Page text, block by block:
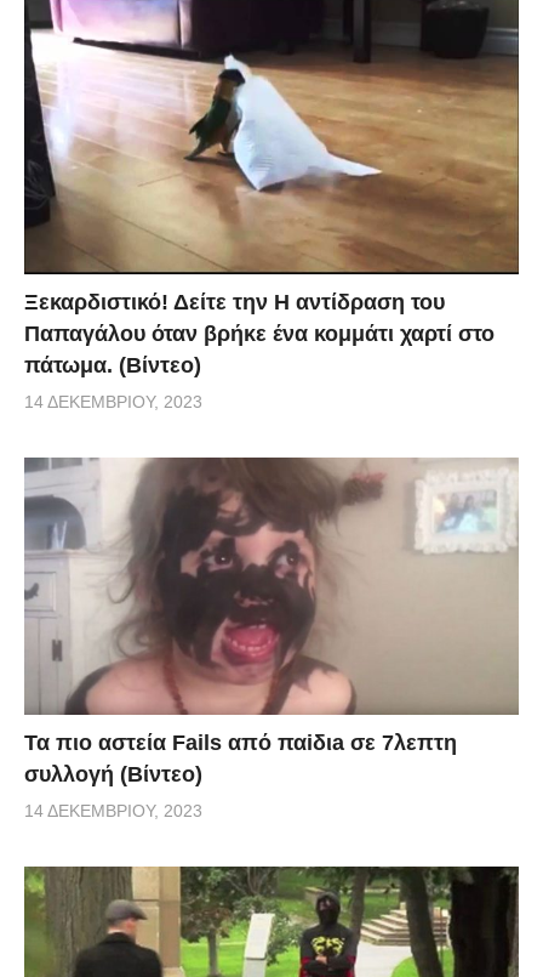
Ξεκαρδιστικό! Δείτε την Η αντίδραση του
Παπαγάλου όταν βρήκε ένα κομμάτι χαρτί στο
πάτωμα. (Βίντεο)
14 ΔΕΚΕΜΒΡΊΟΥ, 2023
Τα πιο αστεία Fails από παiδιa σε 7λεπτη
συλλογή (Βίντεο)
14 ΔΕΚΕΜΒΡΊΟΥ, 2023